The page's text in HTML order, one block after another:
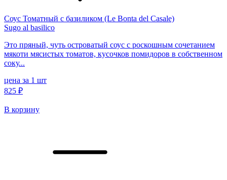
Соус Томатный с базиликом (Le Bonta del Casale)
Sugo al basilico
Это пряный, чуть островатый соус с роскошным сочетанием
мякоти мясистых томатов, кусочков помидоров в собственном
соку...
цена за 1 шт
825 ₽
В корзину